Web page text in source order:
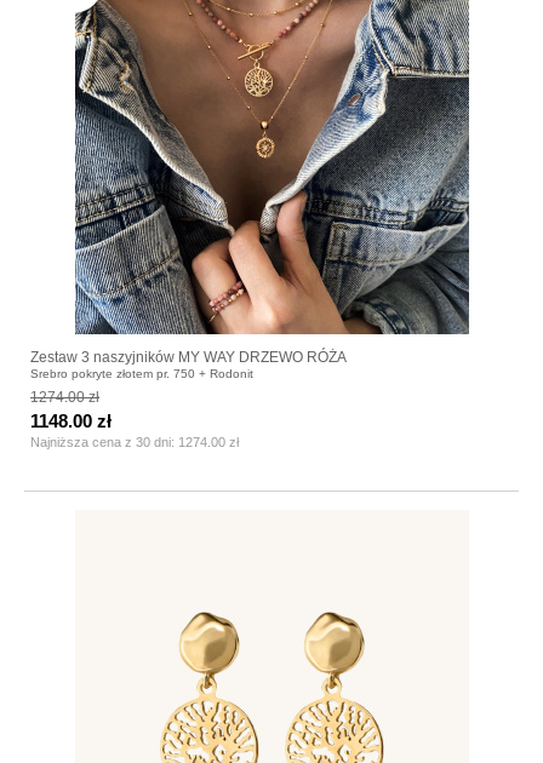
Zestaw 3 naszyjników MY WAY DRZEWO RÓŻA
Srebro pokryte złotem pr. 750 + Rodonit
1274.00 zł
Najniższa cena z 30 dni: 1274.00 zł
1148.00 zł